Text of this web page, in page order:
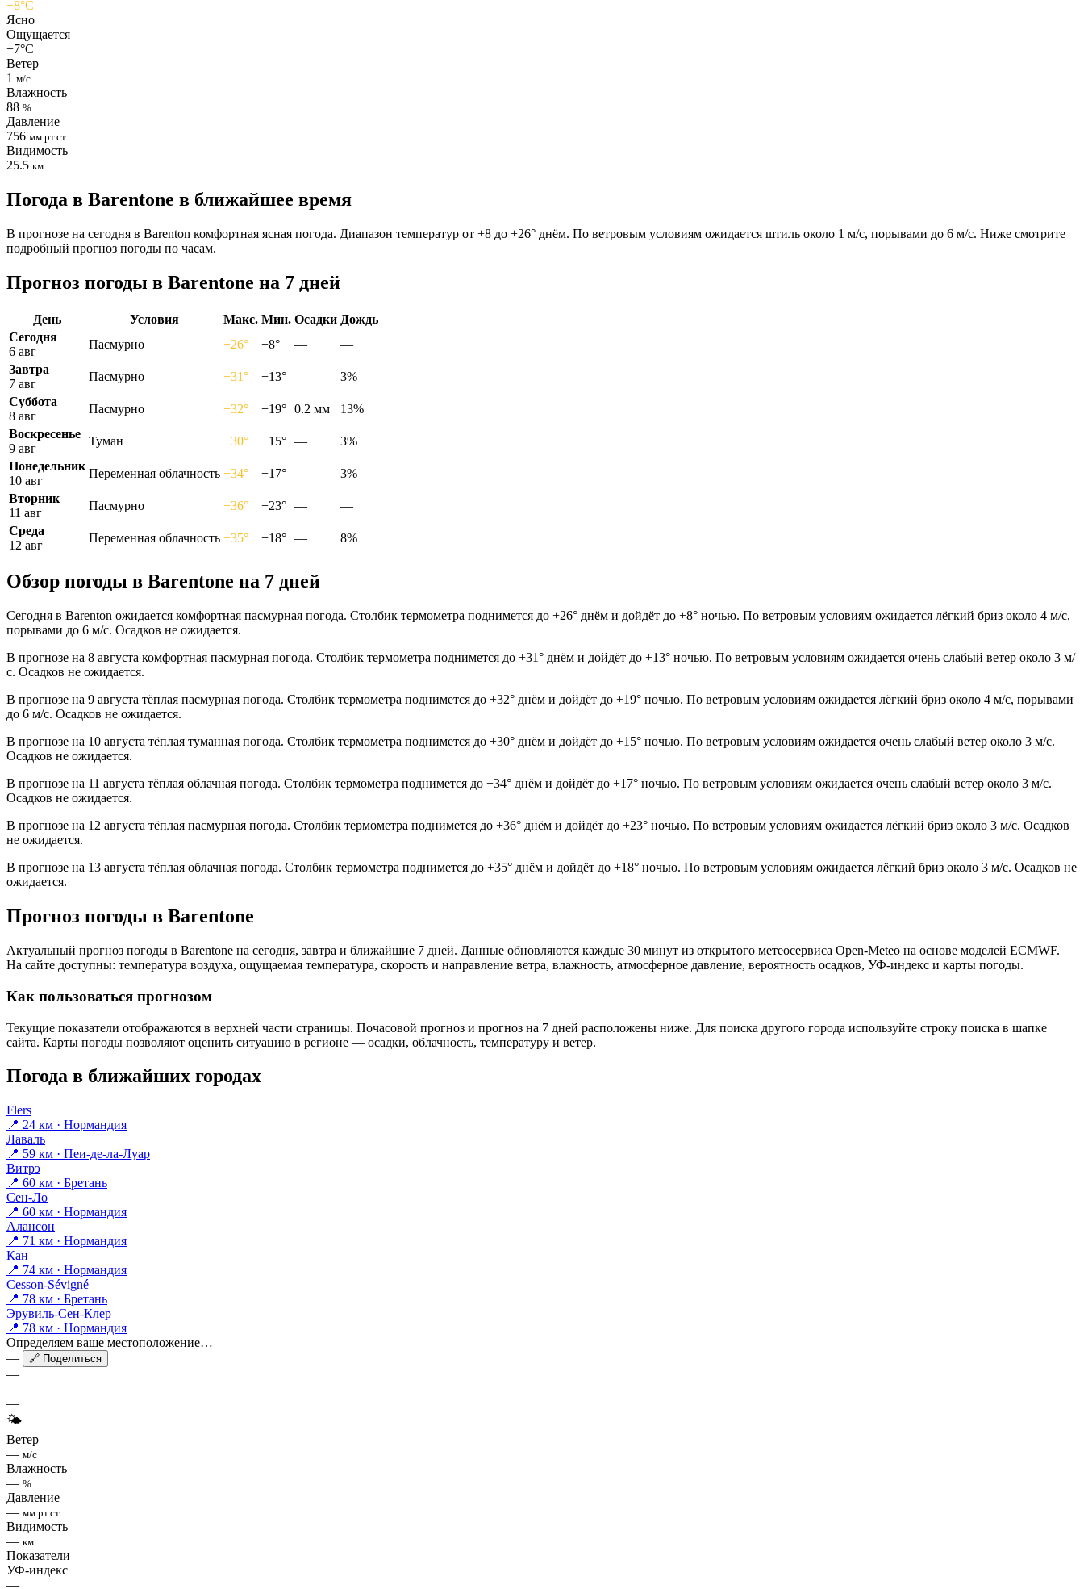
+8°C
Ясно
Ощущается
+7°C
Ветер
1 м/с
Влажность
88 %
Давление
756 мм рт.ст.
Видимость
25.5 км
Погода в Barentonе в ближайшее время
В прогнозе на сегодня в Barenton комфортная ясная погода. Диапазон температур от +8 до +26° днём. По ветровым условиям ожидается штиль около 1 м/с, порывами до 6 м/с. Ниже смотрите
подробный прогноз погоды по часам.
Прогноз погоды в Barentonе на 7 дней
День Условия Макс. Мин. Осадки Дождь
Сегодня
6 авг
Пасмурно +26° +8° —
—
Завтра
7 авг
Пасмурно +31° +13° —
3%
Суббота
8 авг
Пасмурно +32° +19° 0.2 мм
13%
Воскресенье
9 авг
Туман +30° +15° —
3%
Понедельник
10 авг
Переменная облачность +34° +17° —
3%
Вторник
11 авг
Пасмурно +36° +23° —
—
Среда
12 авг
Переменная облачность +35° +18° — 8%
Обзор погоды в Barentonе на 7 дней
Сегодня в Barenton ожидается комфортная пасмурная погода. Столбик термометра поднимется до +26° днём и дойдёт до +8° ночью. По ветровым условиям ожидается лёгкий бриз около 4 м/с,
порывами до 6 м/с. Осадков не ожидается.
В прогнозе на 8 августа комфортная пасмурная погода. Столбик термометра поднимется до +31° днём и дойдёт до +13° ночью. По ветровым условиям ожидается очень слабый ветер около 3 м/
с. Осадков не ожидается.
В прогнозе на 9 августа тёплая пасмурная погода. Столбик термометра поднимется до +32° днём и дойдёт до +19° ночью. По ветровым условиям ожидается лёгкий бриз около 4 м/с, порывами
до 6 м/с. Осадков не ожидается.
В прогнозе на 10 августа тёплая туманная погода. Столбик термометра поднимется до +30° днём и дойдёт до +15° ночью. По ветровым условиям ожидается очень слабый ветер около 3 м/с.
Осадков не ожидается.
В прогнозе на 11 августа тёплая облачная погода. Столбик термометра поднимется до +34° днём и дойдёт до +17° ночью. По ветровым условиям ожидается очень слабый ветер около 3 м/с.
Осадков не ожидается.
В прогнозе на 12 августа тёплая пасмурная погода. Столбик термометра поднимется до +36° днём и дойдёт до +23° ночью. По ветровым условиям ожидается лёгкий бриз около 3 м/с. Осадков
не ожидается.
В прогнозе на 13 августа тёплая облачная погода. Столбик термометра поднимется до +35° днём и дойдёт до +18° ночью. По ветровым условиям ожидается лёгкий бриз около 3 м/с. Осадков не
ожидается.
Прогноз погоды в Barentonе
Актуальный прогноз погоды в Barentonе на сегодня, завтра и ближайшие 7 дней. Данные обновляются каждые 30 минут из открытого метеосервиса Open-Meteo на основе моделей ECMWF.
На сайте доступны: температура воздуха, ощущаемая температура, скорость и направление ветра, влажность, атмосферное давление, вероятность осадков, УФ-индекс и карты погоды.
Как пользоваться прогнозом
Текущие показатели отображаются в верхней части страницы. Почасовой прогноз и прогноз на 7 дней расположены ниже. Для поиска другого города используйте строку поиска в шапке
сайта. Карты погоды позволяют оценить ситуацию в регионе — осадки, облачность, температуру и ветер.
Погода в ближайших городах
Flers
📍 24 км · Нормандия
Лаваль
📍 59 км · Пеи-де-ла-Луар
Витрэ
📍 60 км · Бретань
Сен-Ло
📍 60 км · Нормандия
Алансон
📍 71 км · Нормандия
Кан
📍 74 км · Нормандия
Cesson-Sévigné
📍 78 км · Бретань
Эрувиль-Сен-Клер
📍 78 км · Нормандия
Определяем ваше местоположение…
—
🔗 Поделиться
—
—
—
🌤
Ветер
— м/с
Влажность
— %
Давление
— мм рт.ст.
Видимость
— км
Показатели
УФ-индекс
—